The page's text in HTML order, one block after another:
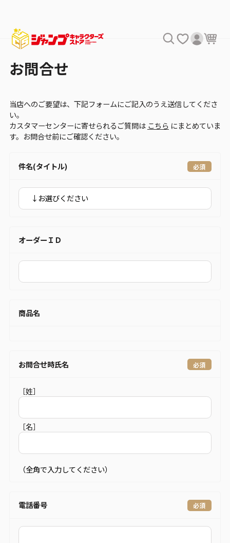
お問合せ
当店へのご要望は、下記フォームにご記入のうえ送信してくださ
い。
カスタマーセンターに寄せられるご質問は こちら にまとめていま
す。お問合せ前にご確認ください。
件名(タイトル)
オーダーＩＤ
商品名
お問合せ時氏名
［姓］
［名］
（全角で入力してください）
電話番号